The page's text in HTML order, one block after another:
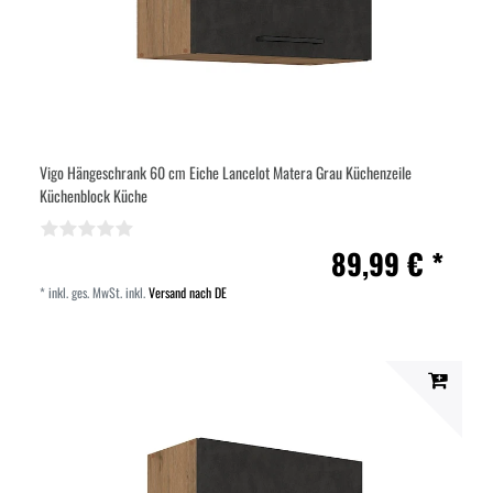
Vigo Hängeschrank 60 cm Eiche Lancelot Matera Grau Küchenzeile
Küchenblock Küche
89,99 € *
*inkl. ges. MwSt.inkl.Versand nach DE